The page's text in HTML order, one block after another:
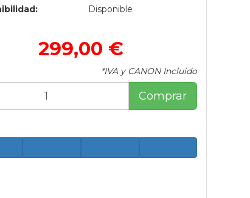
Disponible
299,00 €
*IVA y CANON Incluido
Comprar